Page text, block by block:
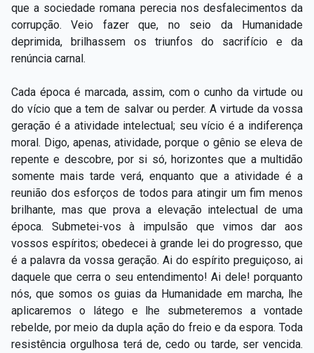
Capítulo XXIV — Não ponhais a candeia debaixo do
alqueire
▸
Capítulo XXV — Buscai e achareis
Capítulo XXVI — Dai gratuitamente o que
gratuitamente recebestes
Capítulo XXVII — Pedi e obtereis ▸
Capítulo XXVIII — Coletânea de preces espíritas ▸
que a sociedade romana perecia nos desfalecimentos da
corrupção. Veio fazer que, no seio da Humanidade
deprimida, brilhassem os triunfos do sacrifício e da
renúncia carnal.
Cada época é marcada, assim, com o cunho da virtude ou
do vício que a tem de salvar ou perder. A virtude da vossa
geração é a atividade intelectual; seu vício é a indiferença
moral. Digo, apenas, atividade, porque o gênio se eleva de
repente e descobre, por si só, horizontes que a multidão
somente mais tarde verá, enquanto que a atividade é a
reunião dos esforços de todos para atingir um fim menos
brilhante, mas que prova a elevação intelectual de uma
época. Submetei-vos à impulsão que vimos dar aos
vossos espíritos; obedecei à grande lei do progresso, que
é a palavra da vossa geração. Ai do espírito preguiçoso, ai
daquele que cerra o seu entendimento! Ai dele! porquanto
nós, que somos os guias da Humanidade em marcha, lhe
aplicaremos o látego e lhe submeteremos a vontade
rebelde, por meio da dupla ação do freio e da espora. Toda
resistência orgulhosa terá de, cedo ou tarde, ser vencida.